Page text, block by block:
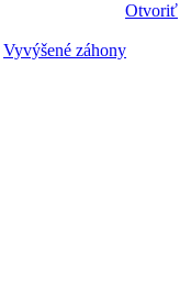
Otvoriť
Vyvýšené záhony